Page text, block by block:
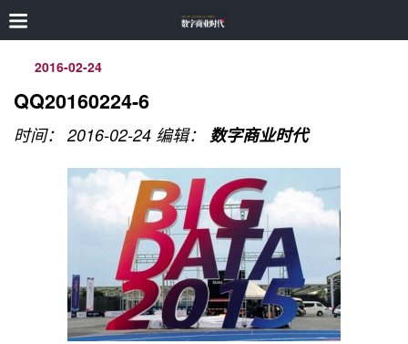
2016-02-24
QQ20160224-6
时间： 2016-02-24 编辑： 数字商业时代